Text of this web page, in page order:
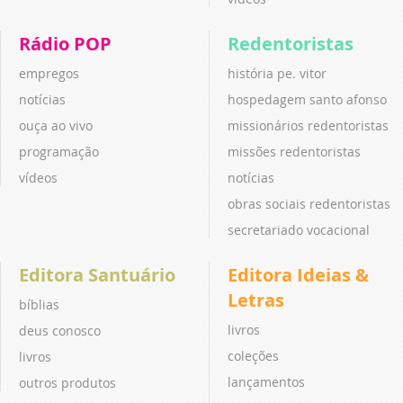
Rádio POP
empregos
notícias
ouça ao vivo
programação
vídeos
Redentoristas
história pe. vitor
hospedagem santo afonso
missionários redentoristas
missões redentoristas
notícias
obras sociais redentoristas
secretariado vocacional
Editora Santuário
bíblias
deus conosco
livros
outros produtos
Editora Ideias &
Letras
livros
coleções
lançamentos